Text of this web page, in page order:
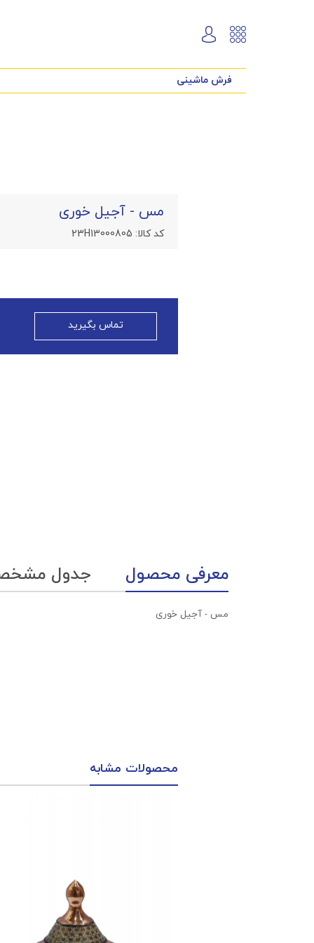
فرش ماشینی
مس - آجیل خوری
کد کالا: 23H13000805
تماس بگیرید
معرفی محصول جدول
مس - آجیل خوری
محصولات مشابه